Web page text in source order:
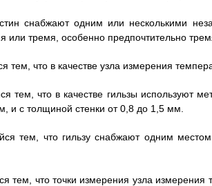
снабжают одним или несколькими
или тремя, особенно предпочтительно
что в качестве узла измерения
тем, что в качестве гильзы используют
и с толщиной стенки от 0,8 до 1,5 мм.
тем, что гильзу снабжают одним местом
тем, что точки измерения узла